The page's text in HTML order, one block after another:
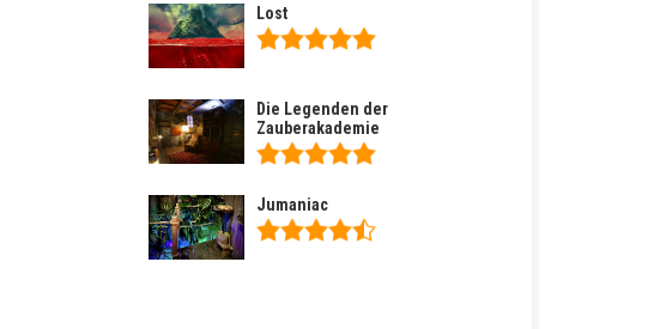
Lost
Die Legenden der
Zauberakademie
Jumaniac